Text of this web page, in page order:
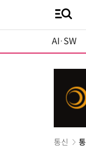
AI·SW
통신